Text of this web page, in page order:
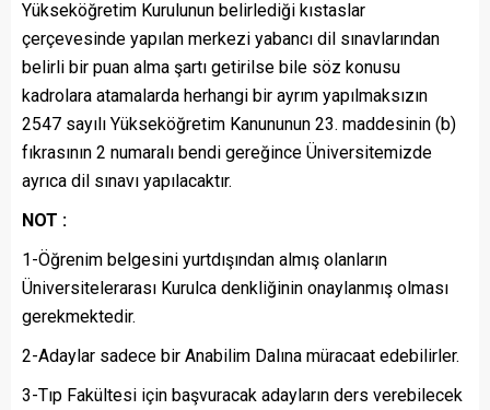
Yükseköğretim Kurulunun belirlediği kıstaslar
çerçevesinde yapılan merkezi yabancı dil sınavlarından
belirli bir puan alma şartı getirilse bile söz konusu
kadrolara atamalarda herhangi bir ayrım yapılmaksızın
2547 sayılı Yükseköğretim Kanununun 23. maddesinin (b)
fıkrasının 2 numaralı bendi gereğince Üniversitemizde
ayrıca dil sınavı yapılacaktır.
NOT :
1-Öğrenim belgesini yurtdışından almış olanların
Üniversitelerarası Kurulca denkliğinin onaylanmış olması
gerekmektedir.
2-Adaylar sadece bir Anabilim Dalına müracaat edebilirler.
3-Tıp Fakültesi için başvuracak adayların ders verebilecek